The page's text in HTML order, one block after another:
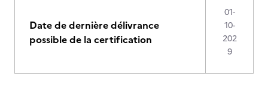
Date de dernière délivrance
possible de la certification
01-
10-
202
9